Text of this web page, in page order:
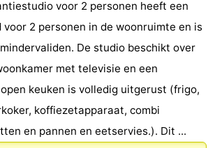
voor 2 personen heeft een
2 personen in de woonruimte en is
De studio beschikt over
met televisie en een
keuken is volledig uitgerust (frigo,
koffiezetapparaat, combi
en pannen en eetservies.). Dit ...